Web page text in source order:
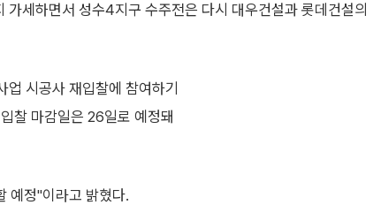
세하면서 성수4지구 수주전은 다시 대우건설과 롯데건설의
시공사 재입찰에 참여하기
찰 마감일은 26일로 예정돼
예정"이라고 밝혔다.